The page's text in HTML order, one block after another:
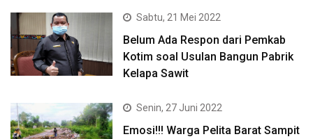
Sabtu, 21 Mei 2022
Belum Ada Respon dari Pemkab
Kotim soal Usulan Bangun Pabrik
Kelapa Sawit
Senin, 27 Juni 2022
Emosi!!! Warga Pelita Barat Sampit